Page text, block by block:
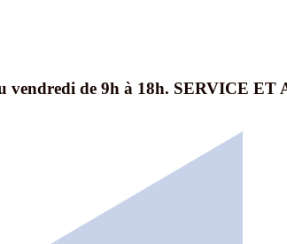
vendredi de 9h à 18h. SERVICE